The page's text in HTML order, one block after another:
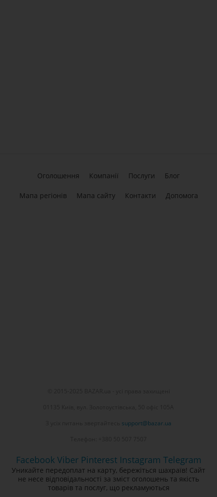
support@bazar.ua
Оголошення Компанії Послуги Блог
Мапа регіонів Мапа сайту Контакти Допомога
Facebook Viber Pinterest Instagram Telegram
Уникайте передоплат на карту, бережіться шахраїв! Сайт
не несе відповідальності за зміст оголошень та якість
товарів та послуг, що рекламуються